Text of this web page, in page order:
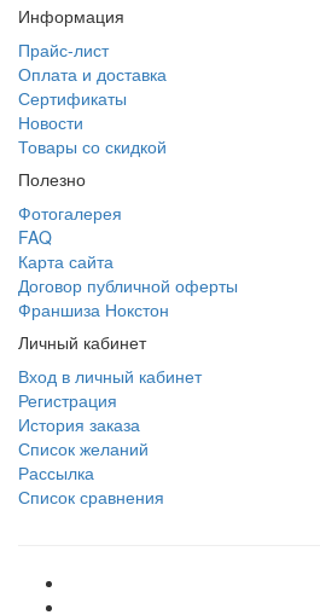
Информация
Прайс-лист
Оплата и доставка
Сертификаты
Новости
Товары со скидкой
Полезно
Фотогалерея
FAQ
Карта сайта
Договор публичной оферты
Франшиза Нокстон
Личный кабинет
Вход в личный кабинет
Регистрация
История заказа
Список желаний
Рассылка
Список сравнения